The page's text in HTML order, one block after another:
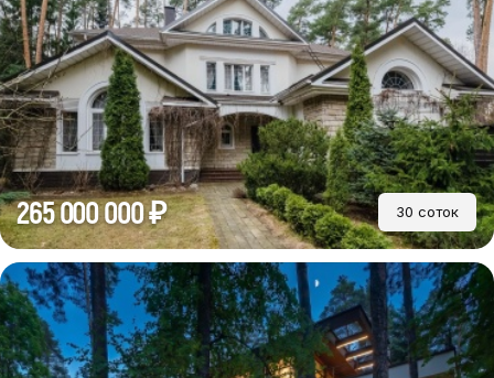
265 000 000 ₽ 30 соток